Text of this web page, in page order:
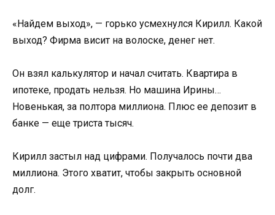
«Найдем выход», — горько усмехнулся Кирилл. Какой
выход? Фирма висит на волоске, денег нет.
Он взял калькулятор и начал считать. Квартира в
ипотеке, продать нельзя. Но машина Ирины…
Новенькая, за полтора миллиона. Плюс ее депозит в
банке — еще триста тысяч.
Кирилл застыл над цифрами. Получалось почти два
миллиона. Этого хватит, чтобы закрыть основной
долг.